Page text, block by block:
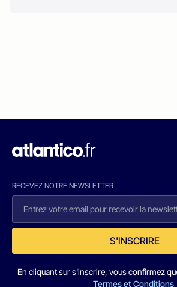
RECEVEZ NOTRE NEWSLETTER
S'INSCRIRE
En cliquant sur s'inscrire, vous confirmez
Termes et Conditions